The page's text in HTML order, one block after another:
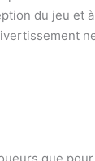
du jeu et